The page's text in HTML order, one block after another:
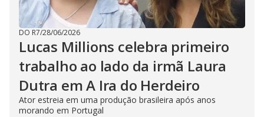
DO R7/28/06/2026
Lucas Millions celebra primeiro
trabalho ao lado da irmã Laura
Dutra em A Ira do Herdeiro
Ator estreia em uma produção brasileira após anos
morando em Portugal